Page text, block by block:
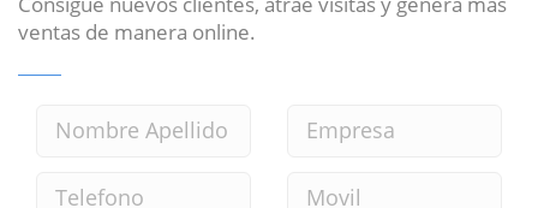
ventas de manera online.